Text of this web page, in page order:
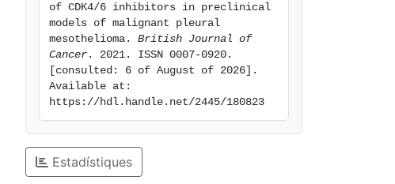
of CDK4/6 inhibitors in preclinical
models of malignant pleural
mesothelioma. British Journal of
Cancer . 2021. ISSN 0007-0920.
[consulted: 6 of August of 2026].
Available at:
https://hdl.handle.net/2445/180823
Estadístiques